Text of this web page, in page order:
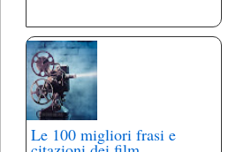
Le 100 migliori frasi e